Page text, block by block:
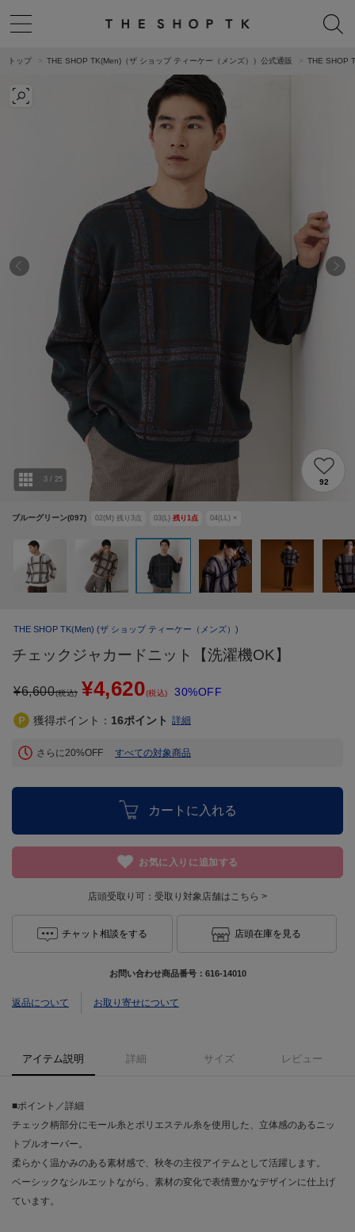
トップ THE SHOP TK(Men)（ザ ショップ ティーケー（メンズ））公式通販 THE SHOP
ブルーグリーン(097) 02(M) 残り 3点 03(L) 残り 1 点 04(LL) ×
3 / 25 92
THE SHOP TK(Men) (ザ ショップ ティーケー（メンズ）)
チェックジャカードニット【洗濯機OK】
¥6,600(税込) ¥4,620(税込) 30%OFF
獲得ポイント： 16ポイント 詳細
さらに20%OFF すべての対象商品
カートに入れる
お気に入りに追加する
店頭受取り可： 受取り対象店舗はこちら >
チャット相談をする 店頭在庫を見る
お問い合わせ商品番号： 616-14010
返品について お取り寄せについて
アイテム説明 詳細 サイズ レビュー
■ポイント／詳細
チェック柄部分にモール糸とポリエステル糸を使用した、立体感のあるニッ
トプルオーバー。
柔らかく温かみのある素材感で、秋冬の主役アイテムとして活躍します。
ベーシックなシルエットながら、素材の変化で表情豊かなデザインに仕上げ
ています。